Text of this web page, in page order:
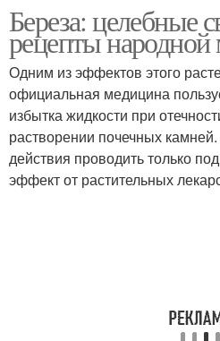
Береза в народной
медицине
Медицина против
болячек
Береза: целебные
рецепты
Одним из эффектов этого
официальная медицина
избытка жидкости при
растворении почечных
действия проводить только
эффект от растительных